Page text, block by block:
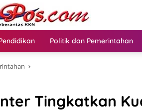
Politik dan Pemerintahan
Tingkatkan